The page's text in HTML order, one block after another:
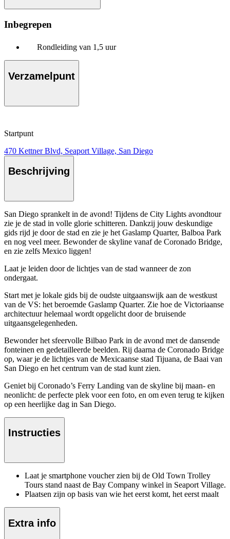
Inbegrepen
Rondleiding van 1,5 uur
Verzamelpunt
Startpunt
470 Kettner Blvd, Seaport Village, San Diego
Beschrijving
San Diego sprankelt in de avond! Tijdens de City Lights avondtour
zie je de stad in volle glorie schitteren. Dankzij jouw deskundige
gids rijd je door de stad en zie je het Gaslamp Quarter, Balboa Park
en nog veel meer. Bewonder de skyline vanaf de Coronado Bridge,
en zie zelfs Mexico liggen!
Laat je leiden door de lichtjes van de stad wanneer de zon
ondergaat.
Start met je lokale gids bij de oudste uitgaanswijk aan de westkust
van de VS: het beroemde Gaslamp Quarter. Zie hoe de Victoriaanse
architectuur helemaal wordt opgelicht door de bruisende
uitgaansgelegenheden.
Bewonder het sfeervolle Bilbao Park in de avond met de dansende
fonteinen en gedetailleerde beelden. Rij daarna de Coronado Bridge
op, waar je de lichtjes van de Mexicaanse stad Tijuana, de Baai van
San Diego en het centrum van de stad kunt zien.
Geniet bij Coronado’s Ferry Landing van de skyline bij maan- en
neonlicht: de perfecte plek voor een foto, en om even terug te kijken
op een heerlijke dag in San Diego.
Instructies
Laat je smartphone voucher zien bij de Old Town Trolley
Tours stand naast de Bay Company winkel in Seaport Village.
Plaatsen zijn op basis van wie het eerst komt, het eerst maalt
Extra info